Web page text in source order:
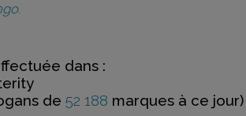
.
dans :
de 52 188 marques à ce jour)